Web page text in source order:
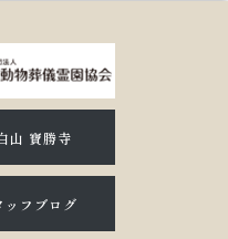
山 寶勝寺
ッフブログ